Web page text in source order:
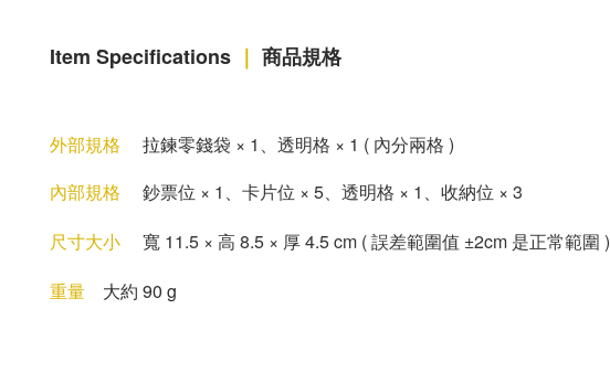
Item Specifications ｜ 商品規格
外部規格 拉鍊零錢袋 × 1 、 透明格 × 1 ( 內分兩格 )
內部規格
鈔票位 × 1 、卡片位 × 5、 透明格 × 1 、 收納位 × 3
尺寸大小
寬 11.5 × 高 8.5 × 厚4.5 cm ( 誤差範圍值 ±2cm 是正常範圍 )
重量
大約 90 g